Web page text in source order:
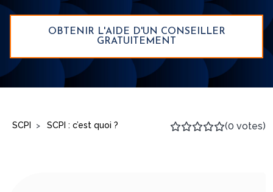
OBTENIR L'AIDE D'UN CONSEILLER
GRATUITEMENT
SCPI > SCPI : c’est quoi ? (0 votes)